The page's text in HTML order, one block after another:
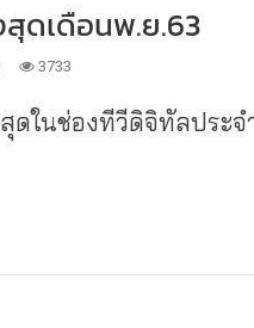
สุดเดือนพ.ย.63
3733
ดในช่องทีวีดิจิทัลประจ